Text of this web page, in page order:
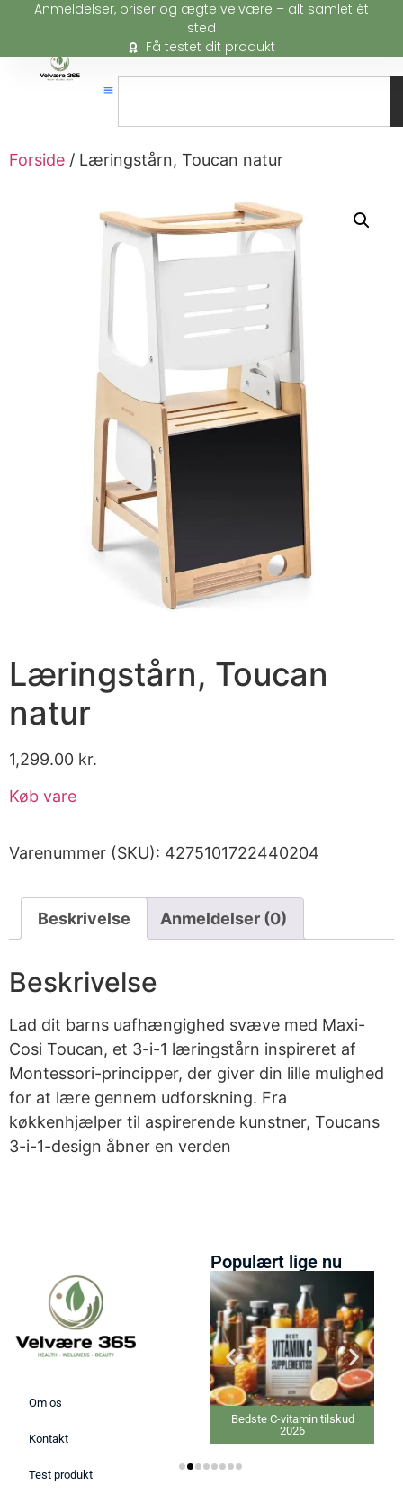
Anmeldelser, priser og ægte velvære – alt samlet ét
sted
Få testet dit produkt
Forside / Læringstårn, Toucan natur
Læringstårn, Toucan
natur
1,299.00 kr.
Køb vare
Varenummer (SKU): 4275101722440204
Beskrivelse Anmeldelser (0)
Beskrivelse
Lad dit barns uafhængighed svæve med Maxi-
Cosi Toucan, et 3-i-1 læringstårn inspireret af
Montessori-principper, der giver din lille mulighed
for at lære gennem udforskning. Fra
køkkenhjælper til aspirerende kunstner, Toucans
3-i-1-design åbner en verden
Om os
Kontakt
Test produkt
Populært lige nu
Bedste C-vitamin tilskud
2026